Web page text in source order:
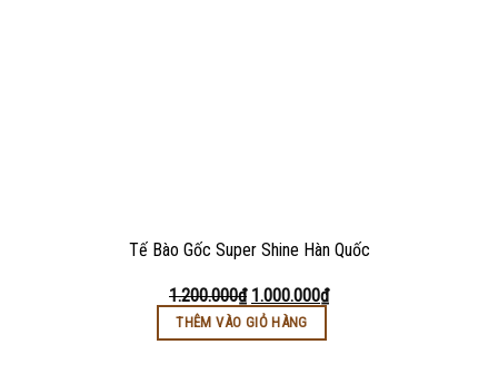
Tế Bào Gốc Super Shine Hàn Quốc
1.200.000₫ 1.000.000₫
THÊM VÀO GIỎ HÀNG